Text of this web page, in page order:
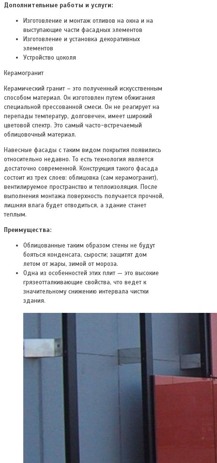
Дополнительные работы и услуги:
Изготовление и монтаж отливов на окна и на
выступающие части фасадных элементов
Изготовление и установка декоративных
элементов
Устройство цоколя
Керамогранит
Керамический гранит – это полученный искусственным
способом материал. Он изготовлен путем обжигания
специальной прессованной смеси. Он не реагирует на
перепады температур, долговечен, имеет широкий
цветовой спектр. Это самый часто-встречаемый
облицовочный материал.
Навесные фасады с таким видом покрытия появились
относительно недавно. То есть технология является
достаточно современной. Конструкция такого фасада
состоит из трех слоев: облицовка (сам керамогранит),
вентилируемое пространство и теплоизоляция. После
выполнения монтажа поверхность получается прочной,
лишняя влага будет отводиться, а здание станет
теплым.
Преимущества:
Облицованные таким образом стены не будут
бояться конденсата, сырости; защитят дом
летом от жары, зимой от мороза.
Одна из особенностей этих плит — это высокие
грязеотталкивающие свойства, что ведет к
значительному снижению интервала чистки
здания.